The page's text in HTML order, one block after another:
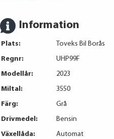
Information
Plats:
Toveks Bil Borås
Regnr:
UHP99F
Modellår:
2023
Miltal:
3550
Färg:
Grå
Drivmedel:
Bensin
Växellåda:
Automat